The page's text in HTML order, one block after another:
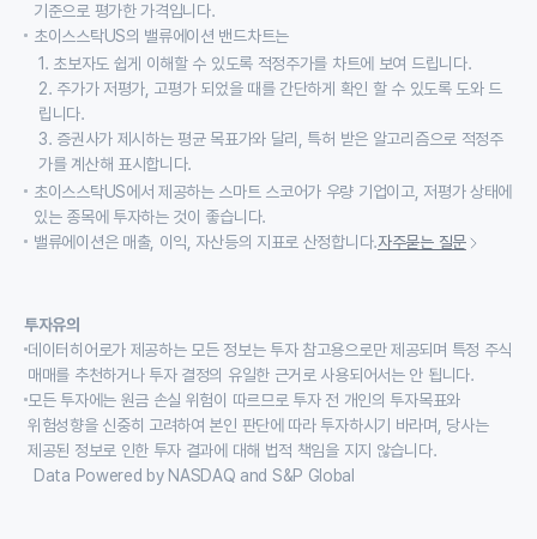
기준으로 평가한 가격입니다.
초이스스탁US의 밸류에이션 밴드차트는
1. 초보자도 쉽게 이해할 수 있도록 적정주가를 차트에 보여 드립니다.
2. 주가가 저평가, 고평가 되었을 때를 간단하게 확인 할 수 있도록 도와 드
립니다.
3. 증권사가 제시하는 평균 목표가와 달리, 특허 받은 알고리즘으로 적정주
가를 계산해 표시합니다.
초이스스탁US에서 제공하는 스마트 스코어가 우량 기업이고, 저평가 상태에
있는 종목에 투자하는 것이 좋습니다.
밸류에이션은 매출, 이익, 자산등의 지표로 산정합니다.자주묻는 질문
투자유의
데이터히어로가 제공하는 모든 정보는 투자 참고용으로만 제공되며 특정 주식
매매를 추천하거나 투자 결정의 유일한 근거로 사용되어서는 안 됩니다.
모든 투자에는 원금 손실 위험이 따르므로 투자 전 개인의 투자목표와
위험성향을 신중히 고려하여 본인 판단에 따라 투자하시기 바라며, 당사는
제공된 정보로 인한 투자 결과에 대해 법적 책임을 지지 않습니다.
Data Powered by NASDAQ and S&P Global